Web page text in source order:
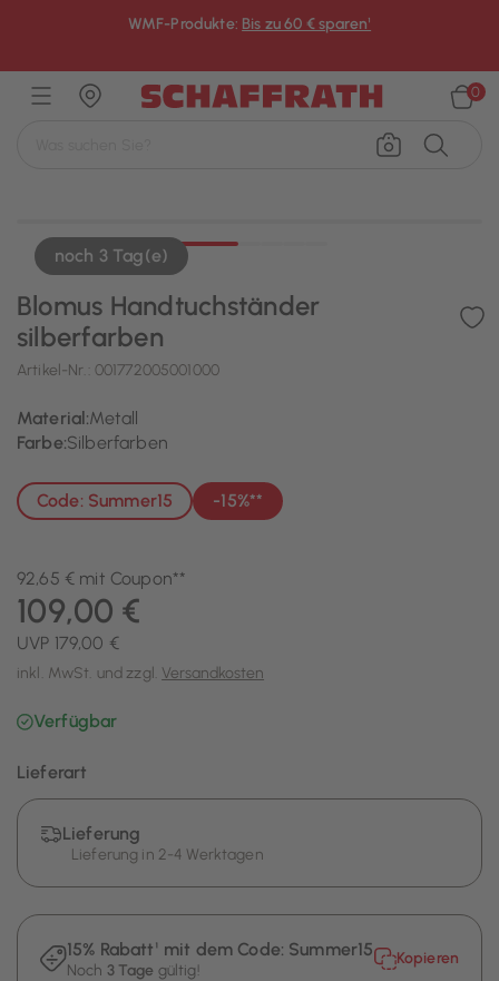
WMF-Produkte: Bis zu 60 € sparen¹
0
noch 3 Tag(e)
Blomus Handtuchständer
silberfarben
Artikel-Nr.: 001772005001000
Material:Metall
Farbe:Silberfarben
Code: Summer15 -15%**
92,65 € mit Coupon**
UVP 179,00 €
109,00 €
inkl. MwSt. und zzgl. Versandkosten
Verfügbar
Lieferart
Lieferung
Lieferung in 2-4 Werktagen
15% Rabatt¹ mit dem Code: Summer15
Noch 3 Tage gültig!
Kopieren